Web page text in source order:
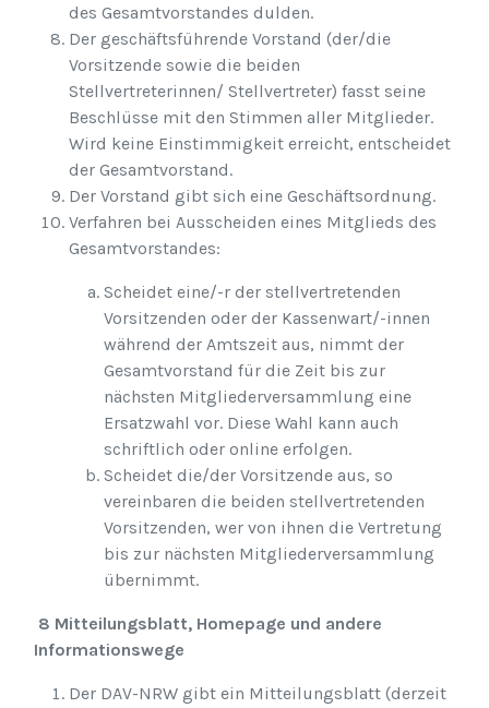
des Gesamtvorstandes dulden.
Der geschäftsführende Vorstand (der/die
Vorsitzende sowie die beiden
Stellvertreterinnen/ Stellvertreter) fasst seine
Beschlüsse mit den Stimmen aller Mitglieder.
Wird keine Einstimmigkeit erreicht, entscheidet
der Gesamtvorstand.
Der Vorstand gibt sich eine Geschäftsordnung.
Verfahren bei Ausscheiden eines Mitglieds des
Gesamtvorstandes:
Scheidet eine/-r der stellvertretenden
Vorsitzenden oder der Kassenwart/-innen
während der Amtszeit aus, nimmt der
Gesamtvorstand für die Zeit bis zur
nächsten Mitgliederversammlung eine
Ersatzwahl vor. Diese Wahl kann auch
schriftlich oder online erfolgen.
Scheidet die/der Vorsitzende aus, so
vereinbaren die beiden stellvertretenden
Vorsitzenden, wer von ihnen die Vertretung
bis zur nächsten Mitgliederversammlung
übernimmt.
8 Mitteilungsblatt, Homepage und andere
Informationswege
Der DAV-NRW gibt ein Mitteilungsblatt (derzeit